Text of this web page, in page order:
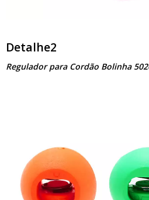
Detalhe2
Regulador para Cordão Bolinha